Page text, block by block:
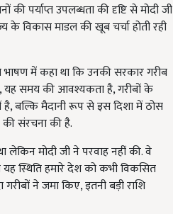
पर्याप्त उपलब्धता की दृष्टि से मोदी जी
के विकास माडल की खूब चर्चा होती रही
में कहा था कि उनकी सरकार गरीब
यह समय की आवश्यकता है, गरीबों के
है, बल्कि मैदानी रूप से इस दिशा में ठोस
संरचना की है.
मोदी जी ने परवाह नहीं की. वे
स्थिति हमारे देश को कभी विकसित
ने जमा किए, इतनी बड़ी राशि